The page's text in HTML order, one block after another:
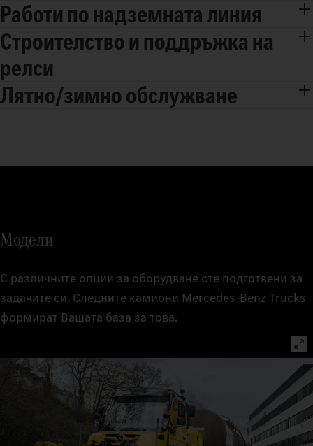
Работи по надземната линия
Строителство и поддръжка на
релси
Лятно/зимно обслужване
Модели
С различните опции за оборудване сте подготвени за
задачите си. Следните камиони Mercedes-Benz Trucks
формират Вашата база за това.